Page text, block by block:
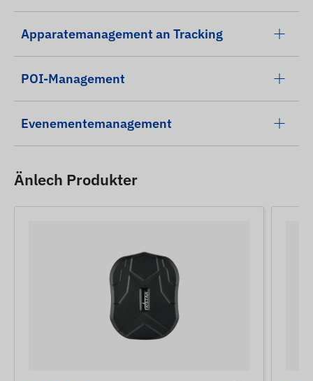
Apparatemanagement an Tracking
POI-Management
Evenementemanagement
Änlech Produkter